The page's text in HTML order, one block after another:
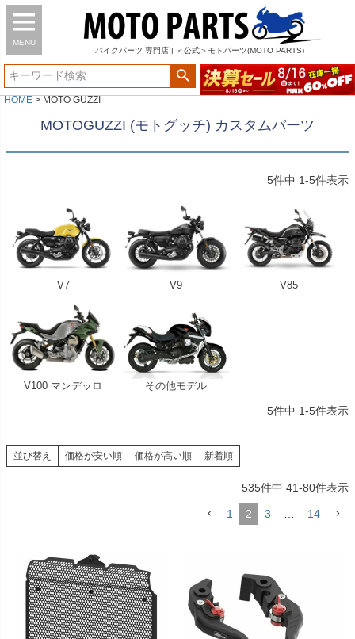
MENU
バイク パーツ 専門店 | ＜公式＞モトパーツ(MOTO PARTS)
HOME MOTO GUZZI
MOTOGUZZI (モトグッチ) カスタムパーツ
5件中 1-5件表示
V7 V9 V85
V100 マンデッロ その他モデル
5件中 1-5件表示
並び替え 価格が安い順 価格が高い順 新着順
535件中 41-80件表示
1 2 3 14